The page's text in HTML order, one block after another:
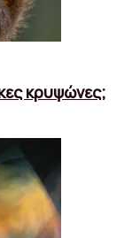
κρυψώνες;